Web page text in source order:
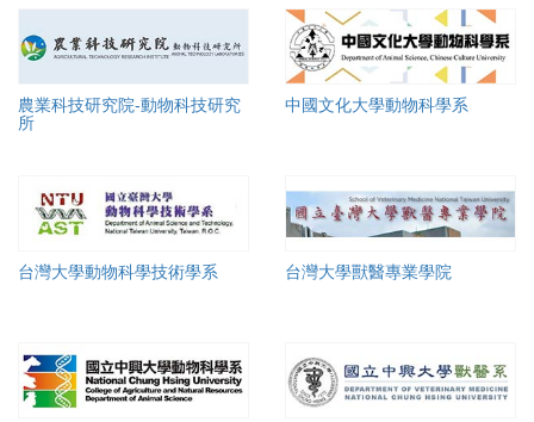
農業科技研究院-動物科技研究
所
中國文化大學動物科學系
台灣大學動物科學技術學系 台灣大學獸醫專業學院